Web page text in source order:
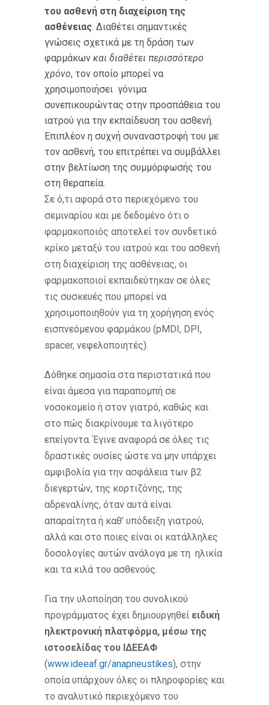
του ασθενή στη διαχείριση της
ασθένειας. Διαθέτει σημαντικές
γνώσεις σχετικά με τη δράση των
φαρμάκων και διαθέτει περισσότερο
χρόνο, τον οποίο μπορεί να
χρησιμοποιήσει γόνιμα
συνεπικουρώντας στην προσπάθεια του
ιατρού για την εκπαίδευση του ασθενή.
Επιπλέον η συχνή συναναστροφή του με
τον ασθενή, του επιτρέπει να συμβάλλει
στην βελτίωση της συμμόρφωσής του
στη θεραπεία.
Σε ό,τι αφορά στο περιεχόμενο του
σεμιναρίου και με δεδομένο ότι ο
φαρμακοποιός αποτελεί τον συνδετικό
κρίκο μεταξύ του ιατρού και του ασθενή
στη διαχείριση της ασθένειας, οι
φαρμακοποιοί εκπαιδεύτηκαν σε όλες
τις συσκευές που μπορεί να
χρησιμοποιηθούν για τη χορήγηση ενός
εισπνεόμενου φαρμάκου (pMDI, DPI,
spacer, νεφελοποιητές).
Δόθηκε σημασία στα περιστατικά που
είναι άμεσα για παραπομπή σε
νοσοκομείο ή στον γιατρό, καθώς και
στο πώς διακρίνουμε τα λιγότερο
επείγοντα. Έγινε αναφορά σε όλες τις
δραστικές ουσίες ώστε να μην υπάρχει
αμφιβολία για την ασφάλεια των β2
διεγερτών, της κορτιζόνης, της
αδρεναλίνης, όταν αυτά είναι
απαραίτητα ή καθ’ υπόδειξη γιατρού,
αλλά και στο ποιες είναι οι κατάλληλες
δοσολογίες αυτών ανάλογα με τη ηλικία
και τα κιλά του ασθενούς.
Για την υλοποίηση του συνολικού
προγράμματος έχει δημιουργηθεί ειδική
ηλεκτρονική πλατφόρμα, μέσω της
ιστοσελίδας του ΙΔΕΕΑΦ
(www.ideeaf.gr/anapneustikes), στην
οποία υπάρχουν όλες οι πληροφορίες και
το αναλυτικό περιεχόμενο του